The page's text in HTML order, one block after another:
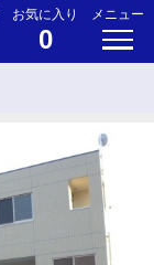
お気に入り
0
メニュー